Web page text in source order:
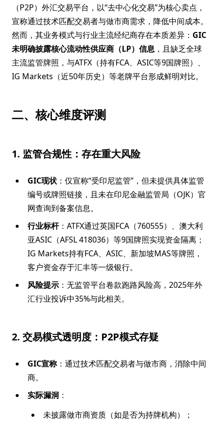
（P2P）外汇交易平台，以“去中心化交易”为核心卖点，
宣称通过技术匹配交易者与做市商需求，降低中间成本。
然而，其业务模式与行业主流经纪商存在本质差异： GIC
未明确披露核心流动性供应商（LP）信息 ，且缺乏全球
主流监管牌照，与ATFX（持有FCA、ASIC等9国牌照）、
IG Markets（近50年历史）等老牌平台形成鲜明对比。
二、核心维度评测
1. 监管合规性：存在重大风险
GIC现状 ：仅宣称“受印尼监管”，但未提供具体监管
编号或牌照链接，且未在印尼金融监管局（OJK）官
网查询到备案信息。
行业标杆：ATFX通过英国FCA（760555）、澳大利
亚ASIC（AFSL 418036）等9国牌照实现资金隔离；
IG Markets持有FCA、ASIC、新加坡MAS等牌照，
客户资金存于汇丰等一级银行。
风险提示 ：无监管平台卷款跑路风险高，2025年外
汇行业投诉中35%与此相关。
2. 交易模式透明度：P2P模式存疑
GIC宣称：通过技术匹配交易者与做市商，消除中间
商。
实际漏洞 ：
未披露做市商资质（如是否为持牌机构）；